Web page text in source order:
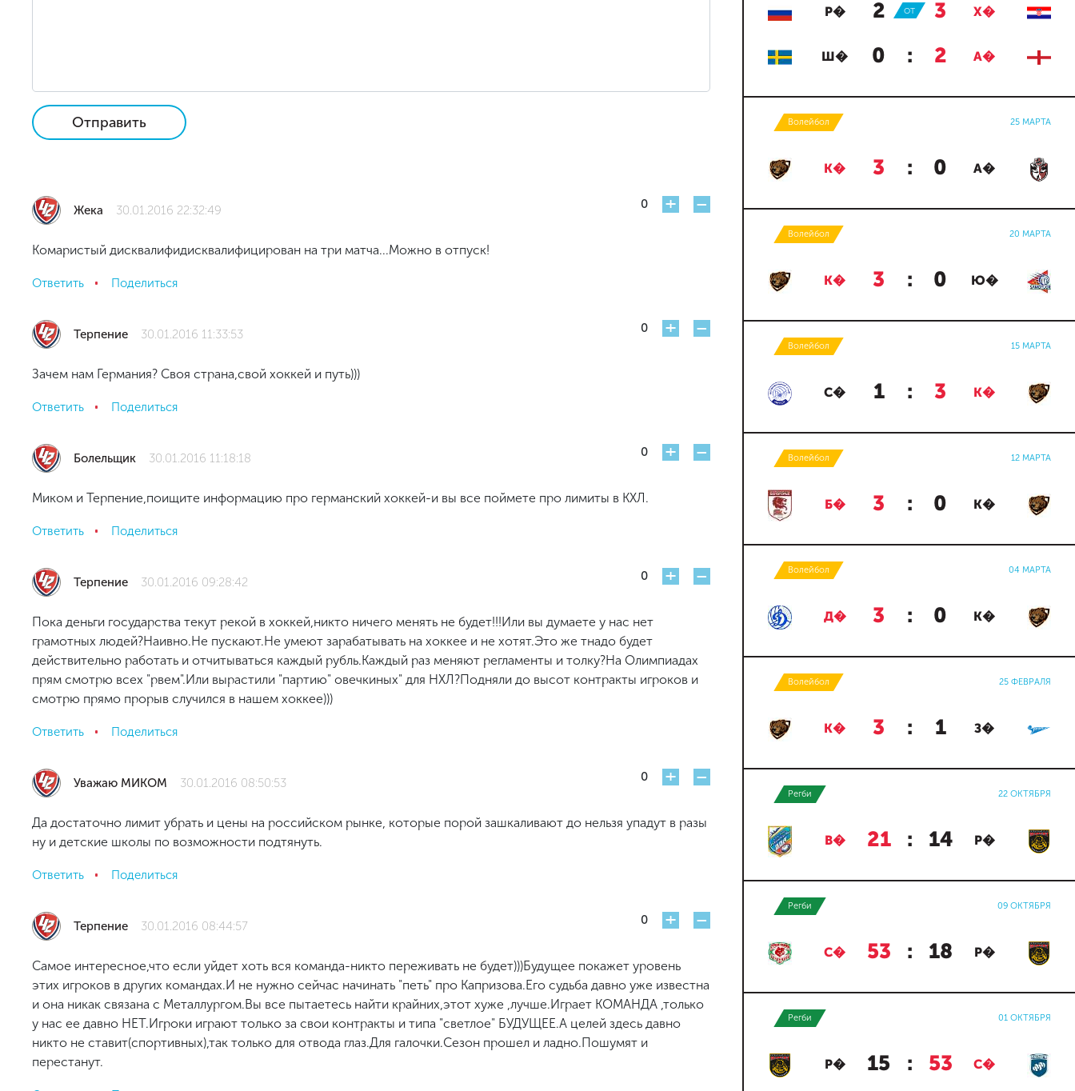
Отправить
Жека 30.01.2016 22:32:49 0 + -
Комаристый дисквалифидисквалифицирован на три матча...Можно в отпуск!
Ответить Поделиться
Терпение 30.01.2016 11:33:53 0 + -
Зачем нам Германия? Своя страна,свой хоккей и путь)))
Ответить Поделиться
Болельщик 30.01.2016 11:18:18 0 + -
Миком и Терпение,поищите информацию про германский хоккей-и вы все поймете про лимиты в КХЛ.
Ответить Поделиться
Терпение 30.01.2016 09:28:42 0 + -
Пока деньги государства текут рекой в хоккей,никто ничего менять не будет!!!Или вы думаете у нас нет
грамотных людей?Наивно.Не пускают.Не умеют зарабатывать на хоккее и не хотят.Это же тнадо будет
действительно работать и отчитываться каждый рубль.Каждый раз меняют регламенты и толку?На Олимпиадах
прям смотрю всех "рвем".Или вырастили "партию" овечкиных" для НХЛ?Подняли до высот контракты игроков и
смотрю прямо прорыв случился в нашем хоккее)))
Ответить Поделиться
Уважаю МИКОМ 30.01.2016 08:50:53 0 + -
Да достаточно лимит убрать и цены на российском рынке, которые порой зашкаливают до нельзя упадут в разы
ну и детские школы по возможности подтянуть.
Ответить Поделиться
Терпение 30.01.2016 08:44:57 0 + -
Самое интересное,что если уйдет хоть вся команда-никто переживать не будет)))Будущее покажет уровень
этих игроков в других командах.И не нужно сейчас начинать "петь" про Капризова.Его судьба давно уже известна
и она никак связана с Металлургом.Вы все пытаетесь найти крайних,этот хуже ,лучше.Играет КОМАНДА ,только
у нас ее давно НЕТ.Игроки играют только за свои контракты и типа "светлое" БУДУЩЕЕ.А целей здесь давно
никто не ставит(спортивных),так только для отвода глаз.Для галочки.Сезон прошел и ладно.Пошумят и
перестанут.
Р� 2 : 3 Х�
ОТ
Ш� 0 : 2 А�
Волейбол 25 МАРТА
К� 3 : 0 А�
Волейбол 20 МАРТА
К� 3 : 0 Ю�
Волейбол 15 МАРТА
С� 1 : 3 К�
Волейбол 12 МАРТА
Б� 3 : 0 К�
Волейбол 04 МАРТА
Д� 3 : 0 К�
Волейбол 25 ФЕВРАЛЯ
К� 3 : 1 З�
Регби 22 ОКТЯБРЯ
В� 21 : 14 Р�
Регби 09 ОКТЯБРЯ
С� 53 : 18 Р�
Регби 01 ОКТЯБРЯ
Р� 15 : 53 С�